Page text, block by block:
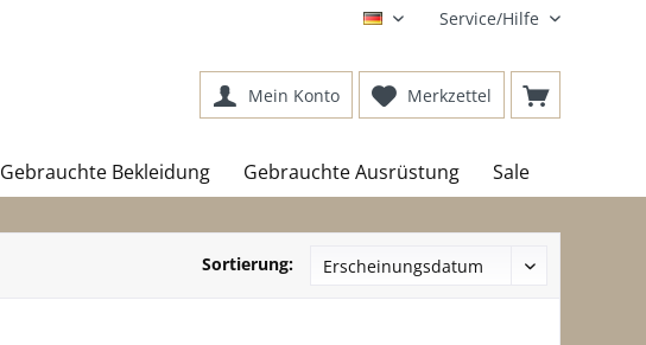
DE Service/Hilfe
Merkzettel
Mein Konto
Gebrauchte Bekleidung Gebrauchte Ausrüstung Sale
Sortierung: